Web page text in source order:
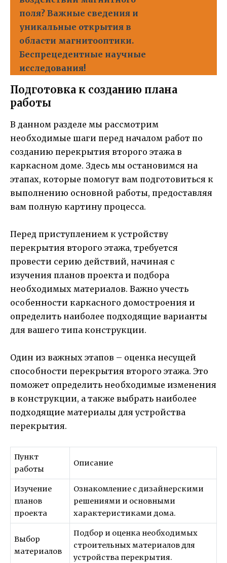
поля? Важные сведения и
уникальные открытия в
области магнитооптики.
Беспрецедентные научные
исследования!
Подготовка к созданию плана
работы
В данном разделе мы рассмотрим
необходимые шаги перед началом работ по
созданию перекрытия второго этажа в
каркасном доме. Здесь мы остановимся на
этапах, которые помогут вам подготовиться к
выполнению основной работы, предоставляя
вам полную картину процесса.
Перед приступлением к устройству
перекрытия второго этажа, требуется
провести серию действий, начиная с
изучения планов проекта и подбора
необходимых материалов. Важно учесть
особенности каркасного домостроения и
определить наиболее подходящие варианты
для вашего типа конструкции.
Один из важных этапов – оценка несущей
способности перекрытия второго этажа. Это
поможет определить необходимые изменения
в конструкции, а также выбрать наиболее
подходящие материалы для устройства
перекрытия.
Пункт
работы
Описание
Изучение
планов
проекта
Ознакомление с дизайнерскими
решениями и основными
характеристиками дома.
Выбор
материалов
Подбор и оценка необходимых
строительных материалов для
устройства перекрытия.